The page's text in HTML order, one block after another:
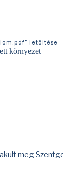
letöltése
környezet
meg